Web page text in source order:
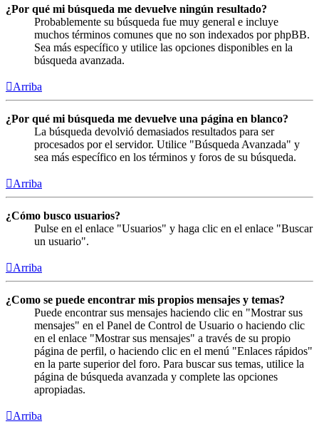
¿Por qué mi búsqueda me devuelve ningún resultado?
Probablemente su búsqueda fue muy general e incluye
muchos términos comunes que no son indexados por phpBB.
Sea más específico y utilice las opciones disponibles en la
búsqueda avanzada.
Arriba
¿Por qué mi búsqueda me devuelve una página en blanco?
La búsqueda devolvió demasiados resultados para ser
procesados por el servidor. Utilice "Búsqueda Avanzada" y
sea más específico en los términos y foros de su búsqueda.
Arriba
¿Cómo busco usuarios?
Pulse en el enlace "Usuarios" y haga clic en el enlace "Buscar
un usuario".
Arriba
¿Como se puede encontrar mis propios mensajes y temas?
Puede encontrar sus mensajes haciendo clic en "Mostrar sus
mensajes" en el Panel de Control de Usuario o haciendo clic
en el enlace "Mostrar sus mensajes" a través de su propio
página de perfil, o haciendo clic en el menú "Enlaces rápidos"
en la parte superior del foro. Para buscar sus temas, utilice la
página de búsqueda avanzada y complete las opciones
apropiadas.
Arriba